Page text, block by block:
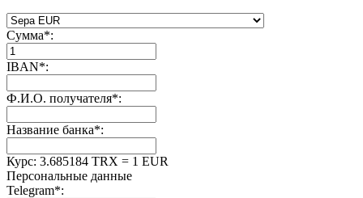
Сумма*:
IBAN*:
Ф.И.О. получателя*:
Название банка*:
Курс: 3.685184 TRX = 1 EUR
Персональные данные
Telegram*: